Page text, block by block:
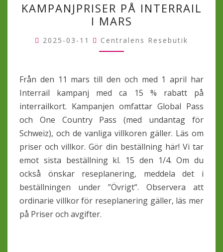
PÅ
INTERRAIL
I
MARS
KAMPANJPRISER PÅ INTERRAIL
I MARS
2025-03-11 Centralens Resebutik
Från den 11 mars till den och med 1 april har
Interrail kampanj med ca 15 % rabatt på
interrailkort. Kampanjen omfattar Global Pass
och One Country Pass (med undantag för
Schweiz), och de vanliga villkoren gäller. Läs om
priser och villkor. Gör din beställning här! Vi tar
emot sista beställning kl. 15 den 1/4. Om du
också önskar reseplanering, meddela det i
beställningen under ”Övrigt”. Observera att
ordinarie villkor för reseplanering gäller, läs mer
på Priser och avgifter.